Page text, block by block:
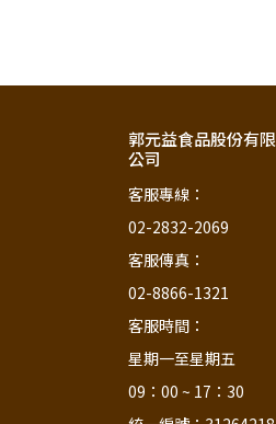
郭元益食品股份有限
公司
客服專線：
02-2832-2069
客服傳真：
02-8866-1321
客服時間：
星期一至星期五
09：00 ~ 17：30